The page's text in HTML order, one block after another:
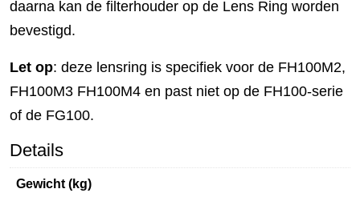
daarna kan de filterhouder op de Lens Ring worden
bevestigd.
Let op: deze lensring is specifiek voor de FH100M2,
FH100M3 FH100M4 en past niet op de FH100-serie
of de FG100.
Details
Gewicht (kg)